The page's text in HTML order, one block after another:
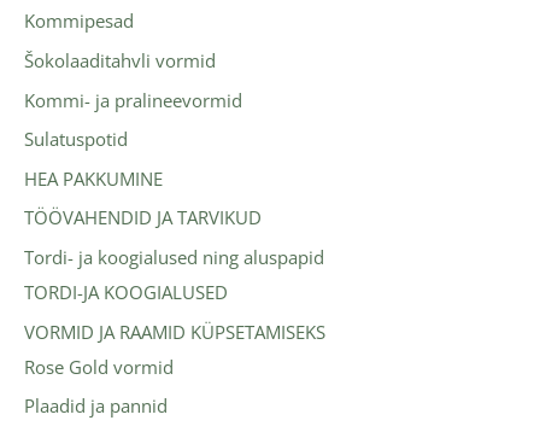
Kommipesad
Šokolaaditahvli vormid
Kommi- ja pralineevormid
Sulatuspotid
HEA PAKKUMINE
TÖÖVAHENDID JA TARVIKUD
Tordi- ja koogialused ning aluspapid
TORDI-JA KOOGIALUSED
VORMID JA RAAMID KÜPSETAMISEKS
Rose Gold vormid
Plaadid ja pannid